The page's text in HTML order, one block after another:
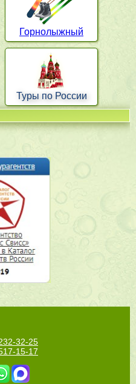
Горнолыжный
Туры по России
32-25
15-17